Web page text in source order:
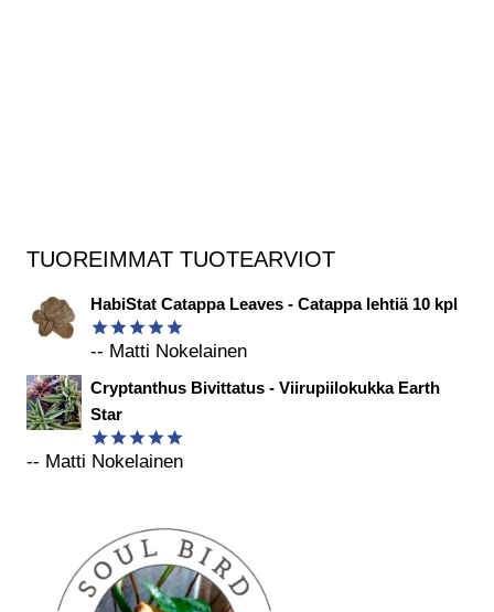
TUOREIMMAT TUOTEARVIOT
HabiStat Catappa Leaves - Catappa lehtiä 10 kpl
Arvostelu
5/ 5
-- Matti Nokelainen
Cryptanthus Bivittatus - Viirupiilokukka Earth
Star
Arvostelu
-- Matti Nokelainen